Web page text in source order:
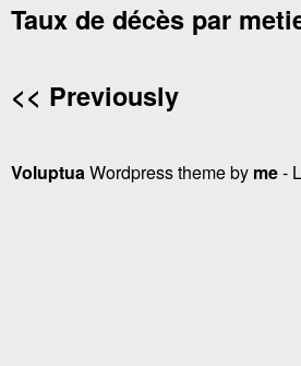
Taux de décès par
<< Previously
VoluptuaWordpress theme by me-